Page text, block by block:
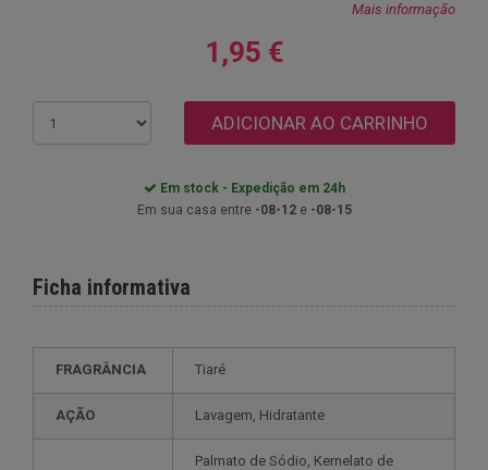
Mais informação
1,95 €
ADICIONAR AO CARRINHO
Em stock - Expedição em 24h
Em sua casa entre -08-12e -08-15
Ficha informativa
FRAGRÂNCIA Tiaré
AÇÃO Lavagem, Hidratante
Palmato de Sódio, Kernelato de